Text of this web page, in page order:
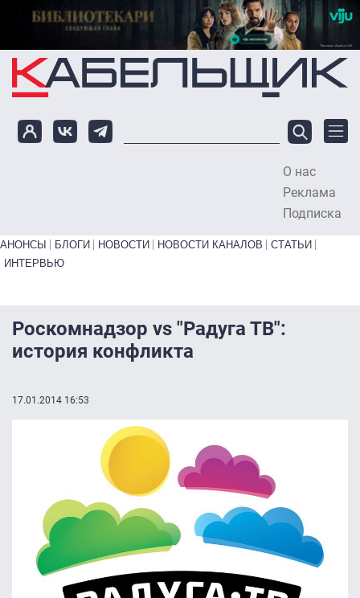
Перейти к основному содержанию
О нас
Реклама
Подписка
Primary links bottom
АНОНСЫ БЛОГИ НОВОСТИ НОВОСТИ КАНАЛОВ
СТАТЬИ
ИНТЕРВЬЮ
Роскомнадзор vs "Радуга ТВ":
история конфликта
17.01.2014 16:53